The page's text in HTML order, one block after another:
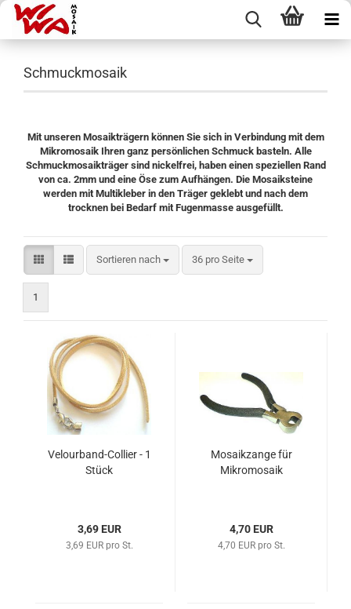
Schmuckmosaik
Mit unseren Mosaikträgern können Sie sich in Verbindung mit dem
Mikromosaik Ihren ganz persönlichen Schmuck basteln. Alle
Schmuckmosaikträger sind nickelfrei, haben einen speziellen Rand
von ca. 2mm und eine Öse zum Aufhängen. Die Mosaiksteine
werden mit Multikleber in den Träger geklebt und nach dem
trocknen bei Bedarf mit Fugenmasse ausgefüllt.
Sortieren nach
Sortieren nach 36 pro Seite
pro Seite
1
Velourband-Collier - 1
Stück
3,69 EUR
3,69 EUR pro St.
Mosaikzange für
Mikromosaik
4,70 EUR
4,70 EUR pro St.